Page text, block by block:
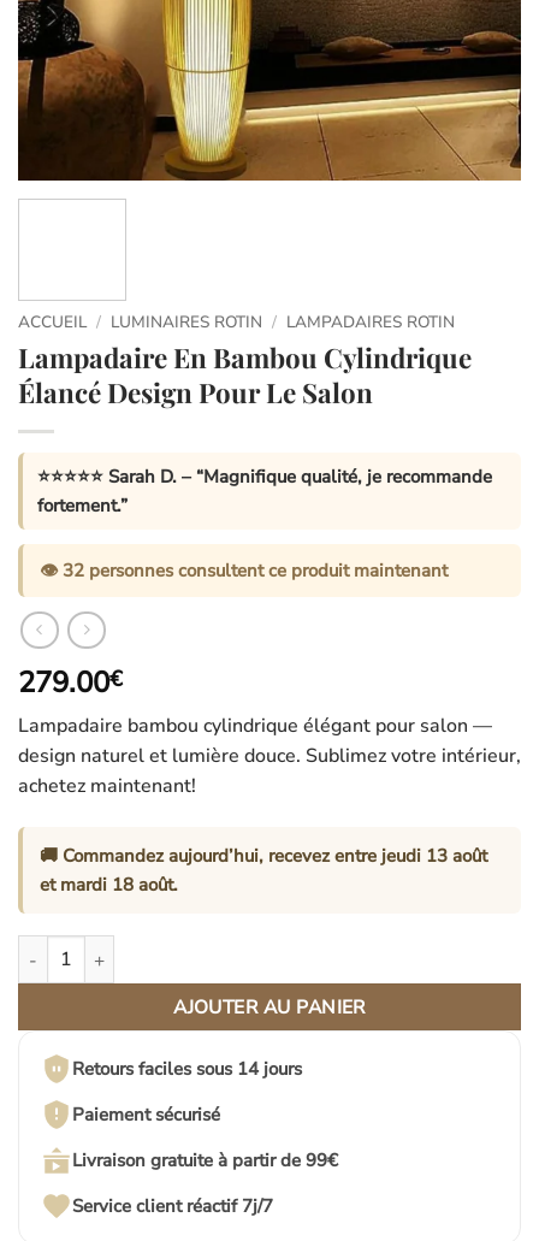
ACCUEIL / LUMINAIRES ROTIN / LAMPADAIRES ROTIN
Lampadaire En Bambou Cylindrique
Élancé Design Pour Le Salon
⭐⭐⭐⭐⭐ Sarah D. – “Magnifique qualité, je recommande
fortement.”
👁️32 personnes consultent ce produit maintenant
279.00€
Lampadaire bambou cylindrique élégant pour salon —
design naturel et lumière douce. Sublimez votre intérieur,
achetez maintenant!
🚚 Commandez aujourd’hui, recevez entre jeudi 13 août
et mardi 18 août.
quantité de Lampadaire En Bambou Cylindrique Élancé Design
AJOUTER AU PANIER
Retours faciles sous 14 jours
Paiement sécurisé
Livraison gratuite à partir de 99€
Service client réactif 7j/7